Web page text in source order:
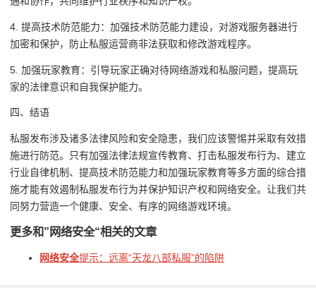
4. 提高技术防范能力：加强技术防范能力建设，对游戏服务器进行
加密和保护，防止私服运营商非法获取和修改游戏程序。
5. 加强玩家教育：引导玩家正确对待网络游戏和私服问题，提高玩
家的法律意识和自我保护能力。
四、结语
私服发布涉及诸多法律风险和安全隐患，我们应该警惕并采取有效措
施进行防范。只有加强法律法规宣传教育、打击私服发布行为、建立
行业自律机制、提高技术防范能力和加强玩家教育等多方面的综合措
施才能有效遏制私服发布行为并保护知识产权和网络安全。让我们共
同努力营造一个健康、安全、有序的网络游戏环境。
更多和”网络安全“相关的文章
网络安全提示：远离“天龙八部私服”的陷阱